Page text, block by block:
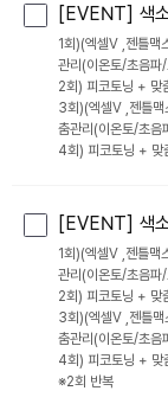
[EVENT] 색
1회)(엑셀V ,젠틀맥
관리(이온토/초음파
2회) 피코토닝 + 맞
3회)(엑셀V ,젠틀맥
춤관리(이온토/초음
4회) 피코토닝 + 맞
[EVENT] 색
1회)(엑셀V ,젠틀맥
관리(이온토/초음파
2회) 피코토닝 + 맞
3회)(엑셀V ,젠틀맥
춤관리(이온토/초음
4회) 피코토닝 + 맞
※2회 반복